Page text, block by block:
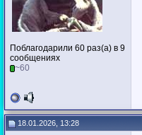
Поблагодарили 60 раз(а) в 9
сообщениях
~60
18.01.2026, 13:28